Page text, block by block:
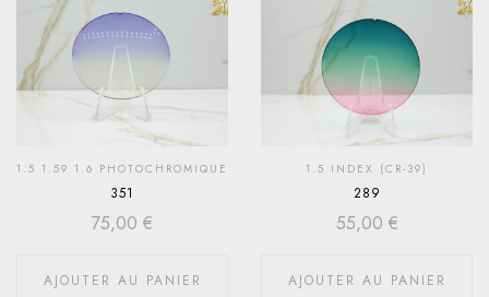
1.5 1.59 1.6 PHOTOCHROMIQUE
351
75,00 €
AJOUTER AU PANIER
1.5 INDEX (CR-39)
289
55,00 €
AJOUTER AU PANIER